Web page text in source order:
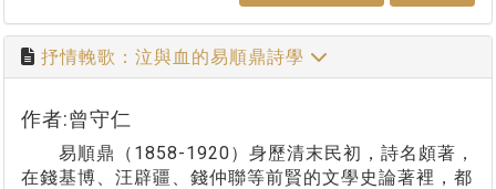
抒情輓歌：泣與血的易順鼎詩學
作者:曾守仁
易順鼎（1858-1920）身歷清末民初，詩名頗著，
在錢基博、汪辟疆、錢仲聯等前賢的文學史論著裡，都